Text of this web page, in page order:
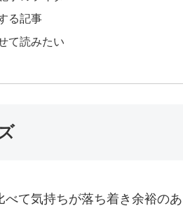
る記事
て読みたい
て気持ちが落ち着き余裕の